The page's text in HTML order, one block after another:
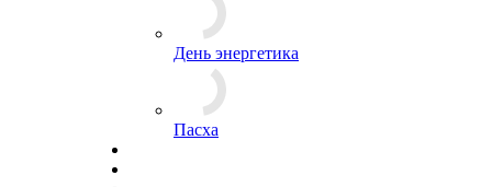
День энергетика
Пасха